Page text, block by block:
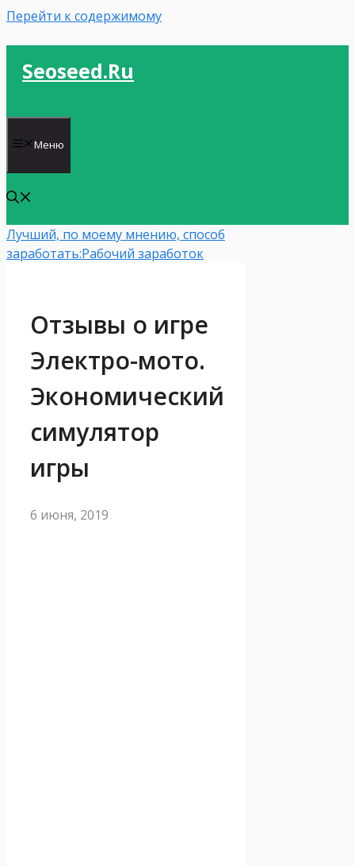
Перейти к содержимому
Seoseed.ru
Меню
Лучший, по моему мнению, способ
заработать:Рабочий заработок
Отзывы о игре
Электро-мото.
Экономический
симулятор
игры
6 июня, 2019